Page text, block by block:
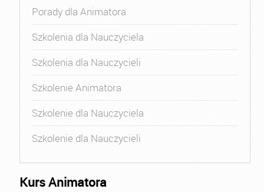
Porady dla Animatora
Szkolenia dla Nauczyciela
Szkolenia dla Nauczycieli
Szkolenie Animatora
Szkolenie dla Nauczyciela
Szkolenie dla Nauczycieli
Kurs Animatora